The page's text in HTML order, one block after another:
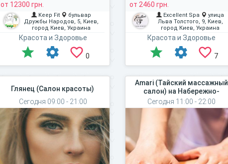
от 12300 грн.
Keep Fit
бульвар
Дружбы Народов, 5, Киев,
город Киев, Украина
Красота и Здоровье
0
от 2460 грн.
Excellent Spa
улица
Льва Толстого, 9, Киев,
город Киев, Украина
Красота и Здоровье
7
Глянец (Салон красоты)
Сегодня 09:00 - 21:00
Amari (Тайский массажный
салон) на Набережно-
Крещатицкая, 3А
Сегодня 11:00 - 22:00